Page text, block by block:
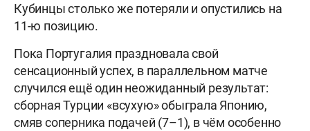
Кубинцы столько же потеряли и опустились на
11-ю позицию.
Пока Португалия праздновала свой
сенсационный успех, в параллельном матче
случился ещё один неожиданный результат:
сборная Турции «всухую» обыграла Японию,
смяв соперника подачей (7–1), в чём особенно